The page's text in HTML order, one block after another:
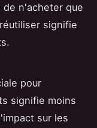
de n'acheter que
signifie
pour
signifie moins
sur les